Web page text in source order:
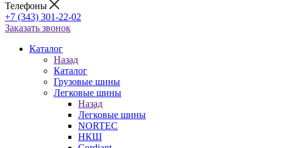
Телефоны
+7 (343) 301-22-02
Заказать звонок
Каталог
Назад
Каталог
Грузовые шины
Легковые шины
Назад
Легковые шины
NORTEС
НКШ